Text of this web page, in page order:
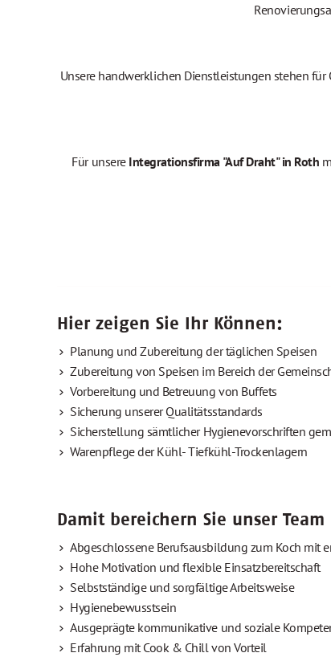
Unsere handwerklichen Dienstleistungen stehen
Für unsere Integrationsfirma "Auf Draht" in Roth
Hier zeigen Sie Ihr Können:
Planung und Zubereitung der täglichen Speisen
Zubereitung von Speisen im Bereich der
Vorbereitung und Betreuung von Buffets
Sicherung unserer Qualitätsstandards
Sicherstellung sämtlicher Hygienevorschriften
Warenpflege der Kühl- Tiefkühl-Trockenlagern
Damit bereichern Sie unser Team
Abgeschlossene Berufsausbildung zum Koch mit
Hohe Motivation und flexible Einsatzbereitschaft
Selbstständige und sorgfältige Arbeitsweise
Hygienebewusstsein
Ausgeprägte kommunikative und soziale
Erfahrung mit Cook & Chill von Vorteil